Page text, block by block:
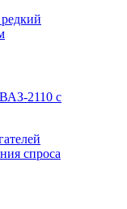
2110 с